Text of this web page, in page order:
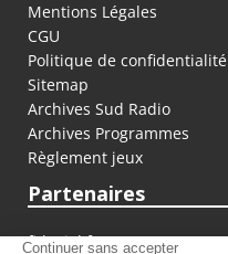
Mentions Légales
CGU
Politique de confidentialité
Sitemap
Archives Sud Radio
Archives Programmes
Règlement jeux
Partenaires
fiducial.fr